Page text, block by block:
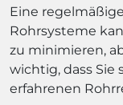
Eine
Rohrsysteme
zu minimieren,
wichtig, dass Sie
erfahrenen